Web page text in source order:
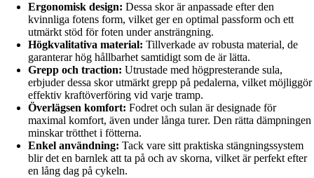
Ergonomisk design: Dessa skor är anpassade efter den
kvinnliga fotens form, vilket ger en optimal passform och ett
utmärkt stöd för foten under ansträngning.
Högkvalitativa material: Tillverkade av robusta material, de
garanterar hög hållbarhet samtidigt som de är lätta.
Grepp och traction: Utrustade med högpresterande sula,
erbjuder dessa skor utmärkt grepp på pedalerna, vilket möjliggör
effektiv kraftöverföring vid varje tramp.
Överlägsen komfort: Fodret och sulan är designade för
maximal komfort, även under långa turer. Den rätta dämpningen
minskar trötthet i fötterna.
Enkel användning: Tack vare sitt praktiska stängningssystem
blir det en barnlek att ta på och av skorna, vilket är perfekt efter
en lång dag på cykeln.